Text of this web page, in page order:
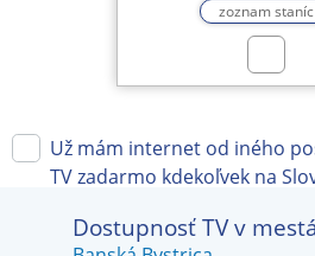
zoznam staníc
Už mám internet od iného
TV zadarmo kdekoľvek na
Dostupnosť TV v